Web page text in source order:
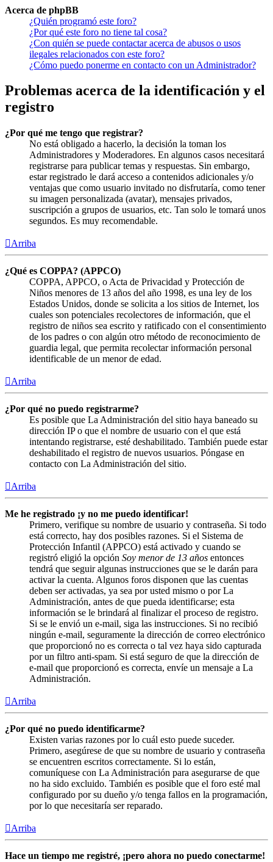
Acerca de phpBB
¿Quién programó este foro?
¿Por qué este foro no tiene tal cosa?
¿Con quién se puede contactar acerca de abusos o usos
ilegales relacionados con este foro?
¿Cómo puedo ponerme en contacto con un Administrador?
Problemas acerca de la identificación y el
registro
¿Por qué me tengo que registrar?
No está obligado a hacerlo, la decisión la toman los
Administradores y Moderadores. En algunos casos necesitará
registrarse para publicar temas y respuestas. Sin embargo,
estar registrado le dará acceso a contenidos adicionales y/o
ventajas que como usuario invitado no disfrutaría, como tener
su imagen personalizada (avatar), mensajes privados,
suscripción a grupos de usuarios, etc. Tan solo le tomará unos
segundos. Es muy recomendable.
Arriba
¿Qué es COPPA? (APPCO)
COPPA, APPCO, o Acta de Privacidad y Protección de
Niños menores de 13 años del año 1998, es una ley de los
Estados Unidos, donde se solicita a los sitios de Internet, los
cuales son potenciales recolectores de información, que el
registro de niños sea escrito y ratificado con el consentimiento
de los padres o con algún otro método de reconocimiento de
guardia legal, que permita recolectar información personal
identificable de un menor de edad.
Arriba
¿Por qué no puedo registrarme?
Es posible que La Administración del sitio haya baneado su
dirección IP o que el nombre de usuario con el que está
intentando registrarse, esté deshabilitado. También puede estar
deshabilitado el registro de nuevos usuarios. Póngase en
contacto con La Administración del sitio.
Arriba
Me he registrado ¡y no me puedo identificar!
Primero, verifique su nombre de usuario y contraseña. Si todo
está correcto, hay dos posibles razones. Si el Sistema de
Protección Infantil (APPCO) está activado y cuando se
registró eligió la opción Soy menor de 13 años entonces
tendrá que seguir algunas instrucciones que se le darán para
activar la cuenta. Algunos foros disponen que las cuentas
deben ser activadas, ya sea por usted mismo o por La
Administración, antes de que pueda identificarse; esta
información se le brindará al finalizar el proceso de registro.
Si se le envió un e-mail, siga las instrucciones. Si no recibió
ningún e-mail, seguramente la dirección de correo electrónico
que proporcionó no es correcta o tal vez haya sido capturada
por un filtro anti-spam. Si está seguro de que la dirección de
e-mail que proporcionó es correcta, envíe un mensaje a La
Administración.
Arriba
¿Por qué no puedo identificarme?
Existen varias razones por lo cuál esto puede suceder.
Primero, asegúrese de que su nombre de usuario y contraseña
se encuentren escritos correctamente. Si lo están,
comuníquese con La Administración para asegurarse de que
no ha sido excluido. También es posible que el foro esté mal
configurado por su dueño y/o tenga fallos en la programación,
por lo que necesitaría ser reparado.
Arriba
Hace un tiempo me registré, ¡pero ahora no puedo conectarme!